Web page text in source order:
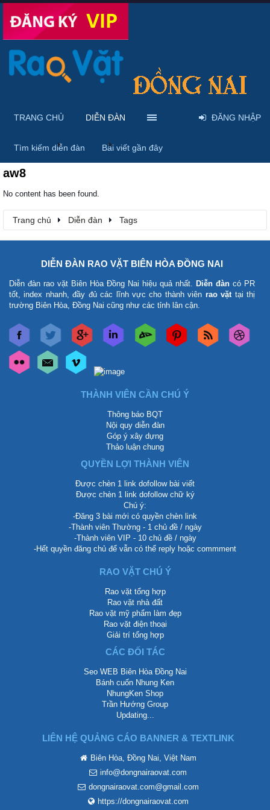
Trang chủ Diễn đàn Tags
aw8
No content has been found.
Trang chủ Diễn đàn Tags
TRANG CHỦ DIỄN ĐÀN
Tìm kiếm diễn đàn Bài viết gần đây
ĐĂNG NHẬP
DIỄN ĐÀN RAO VẶT BIÊN HÒA ĐỒNG NAI
Diễn đàn rao vặt Biên Hòa Đồng Nai hiệu quả nhất. Diễn đàn có PR
tốt, index nhanh, đầy đủ các lĩnh vực cho thành viên rao vặttại thị
trường Biên Hòa, Đồng Nai cũng như các tỉnh lân cận.
THÀNH VIÊN CẦN CHÚ Ý
Thông báo BQT
Nội quy diễn đàn
Góp ý xây dựng
Thảo luận chung
QUYỀN LỢI THÀNH VIÊN
Được chèn 1 link dofollow bài viết
Được chèn 1 link dofollow chữ ký
Chú ý:
-Đăng 3 bài mới có quyền chèn link
-Thành viên Thường - 1 chủ đề / ngày
-Thành viên VIP - 10 chủ đề / ngày
-Hết quyền đăng chủ để vẫn có thể reply hoặc commment
RAO VẶT CHÚ Ý
Rao vặt tổng hợp
Rao vặt nhà đất
Rao vặt mỹ phẩm làm đẹp
Rao vặt điện thoại
Giải trí tổng hợp
CÁC ĐỐI TÁC
Seo WEB Biên Hòa Đồng Nai
Bánh cuốn Nhung Ken
NhungKen Shop
Trần Hướng Group
Updating...
LIÊN HỆ QUẢNG CÁO BANNER & TEXTLINK
Biên Hòa, Đồng Nai, Việt Nam
info@dongnairaovat.com
dongnairaovat.com@gmail.com
https://dongnairaovat.com